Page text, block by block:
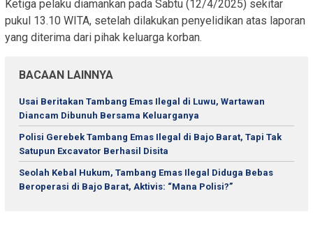
Ketiga pelaku diamankan pada Sabtu (12/4/2025) sekitar
pukul 13.10 WITA, setelah dilakukan penyelidikan atas laporan
yang diterima dari pihak keluarga korban.
BACAAN LAINNYA
Usai Beritakan Tambang Emas Ilegal di Luwu, Wartawan
Diancam Dibunuh Bersama Keluarganya
Polisi Gerebek Tambang Emas Ilegal di Bajo Barat, Tapi Tak
Satupun Excavator Berhasil Disita
Seolah Kebal Hukum, Tambang Emas Ilegal Diduga Bebas
Beroperasi di Bajo Barat, Aktivis: “Mana Polisi?”